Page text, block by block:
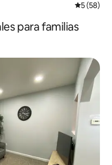
5 (58)
para familias